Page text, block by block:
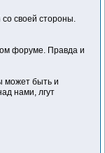
своей стороны.
форуме. Правда и
может быть и
нами, лгут